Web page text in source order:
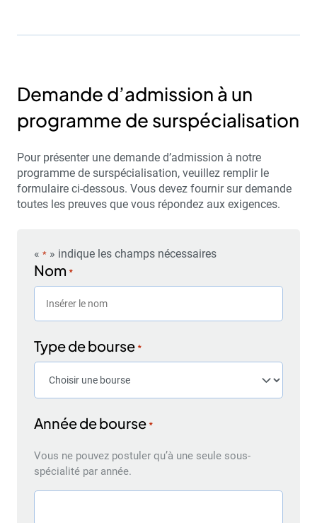
Demande d’admission à un
programme de surspécialisation
Pour présenter une demande d’admission à notre
programme de surspécialisation, veuillez remplir le
formulaire ci-dessous. Vous devez fournir sur demande
toutes les preuves que vous répondez aux exigences.
« * » indique les champs nécessaires
Nom *
Type de bourse *
Année de bourse *
Vous ne pouvez postuler qu’à une seule sous-
spécialité par année.